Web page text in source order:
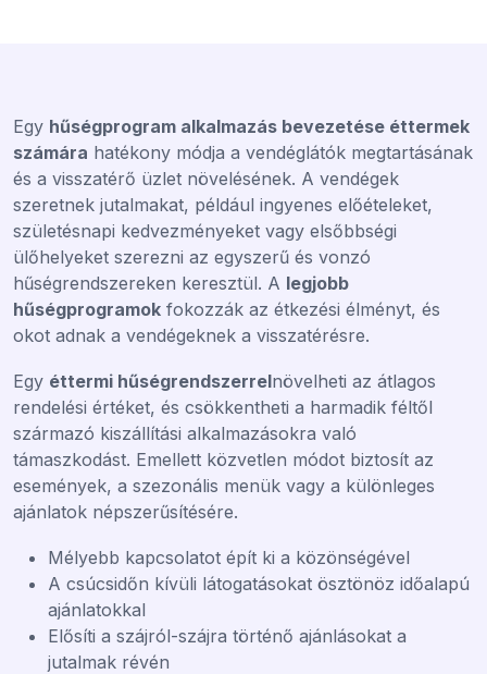
Egy hűségprogram alkalmazás bevezetése éttermek
számára hatékony módja a vendéglátók megtartásának
és a visszatérő üzlet növelésének. A vendégek
szeretnek jutalmakat, például ingyenes előételeket,
születésnapi kedvezményeket vagy elsőbbségi
ülőhelyeket szerezni az egyszerű és vonzó
hűségrendszereken keresztül. A legjobb
hűségprogramok fokozzák az étkezési élményt, és
okot adnak a vendégeknek a visszatérésre.
Egy éttermi hűségrendszerrelnövelheti az átlagos
rendelési értéket, és csökkentheti a harmadik féltől
származó kiszállítási alkalmazásokra való
támaszkodást. Emellett közvetlen módot biztosít az
események, a szezonális menük vagy a különleges
ajánlatok népszerűsítésére.
Mélyebb kapcsolatot épít ki a közönségével
A csúcsidőn kívüli látogatásokat ösztönöz időalapú
ajánlatokkal
Elősíti a szájról-szájra történő ajánlásokat a
jutalmak révén